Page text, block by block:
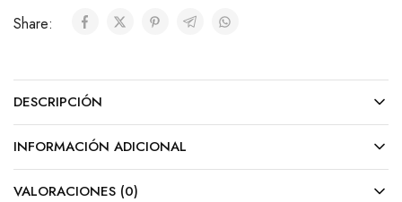
Share:
DESCRIPCIÓN
INFORMACIÓN ADICIONAL
VALORACIONES (0)